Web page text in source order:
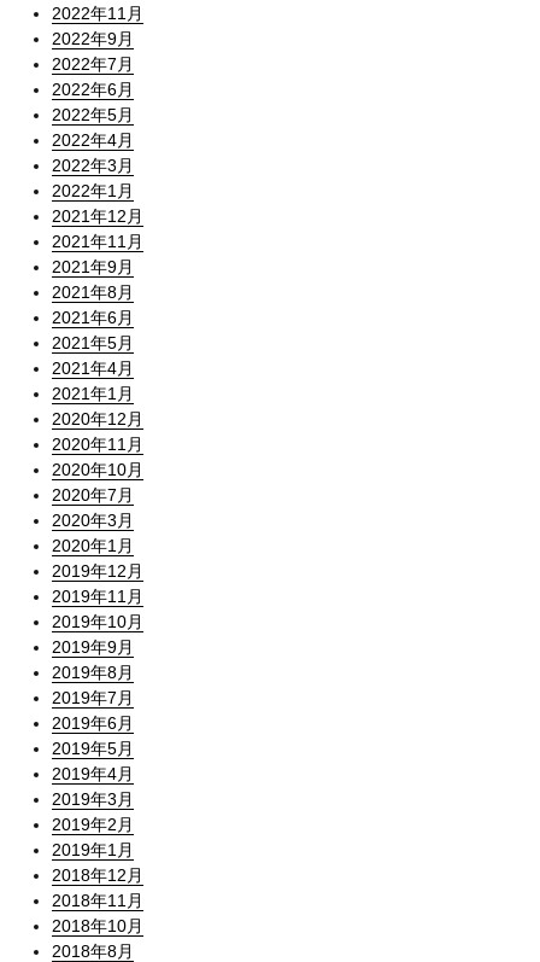
2022年11月
2022年9月
2022年7月
2022年6月
2022年5月
2022年4月
2022年3月
2022年1月
2021年12月
2021年11月
2021年9月
2021年8月
2021年6月
2021年5月
2021年4月
2021年1月
2020年12月
2020年11月
2020年10月
2020年7月
2020年3月
2020年1月
2019年12月
2019年11月
2019年10月
2019年9月
2019年8月
2019年7月
2019年6月
2019年5月
2019年4月
2019年3月
2019年2月
2019年1月
2018年12月
2018年11月
2018年10月
2018年8月